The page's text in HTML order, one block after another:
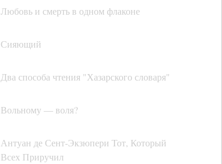
Любовь и смерть в одном флаконе
Сияющий
Два способа чтения "Хазарского словаря"
Вольному — воля?
Антуан де Сент-Экзюпери Тот, Который
Всех Приручил